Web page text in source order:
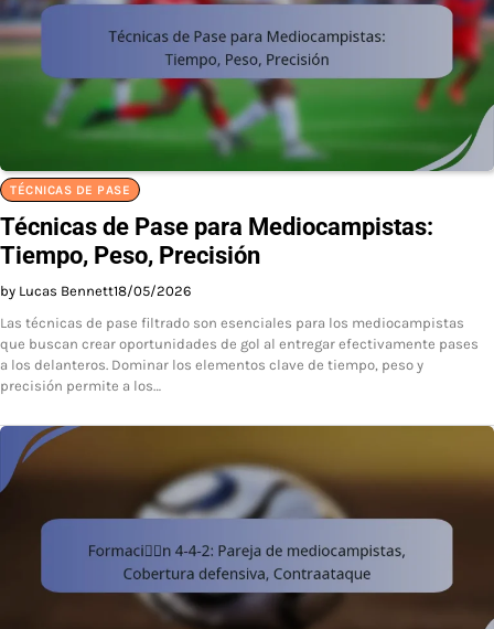
TÉCNICAS DE PASE
Técnicas de Pase para Mediocampistas:
Tiempo, Peso, Precisión
by Lucas Bennett18/05/2026
Las técnicas de pase filtrado son esenciales para los mediocampistas
que buscan crear oportunidades de gol al entregar efectivamente pases
a los delanteros. Dominar los elementos clave de tiempo, peso y
precisión permite a los…